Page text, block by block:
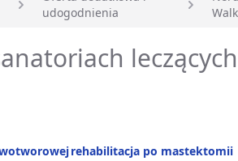
udogodnienia
leczących
rehabilitacja po mastektomii